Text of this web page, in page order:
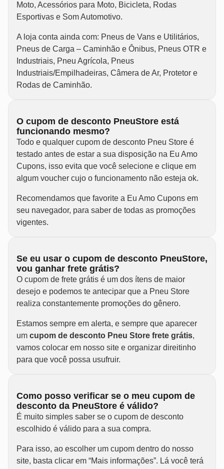
Moto, Acessórios para Moto, Bicicleta, Rodas
Esportivas e Som Automotivo.
A loja conta ainda com: Pneus de Vans e Utilitários,
Pneus de Carga – Caminhão e Ônibus, Pneus OTR e
Industriais, Pneu Agrícola, Pneus
Industriais/Empilhadeiras, Câmera de Ar, Protetor e
Rodas de Caminhão.
O cupom de desconto PneuStore está
funcionando mesmo?
Todo e qualquer cupom de desconto Pneu Store é
testado antes de estar a sua disposição na Eu Amo
Cupons, isso evita que você selecione e clique em
algum voucher cujo o funcionamento não esteja ok.
Recomendamos que favorite a Eu Amo Cupons em
seu navegador, para saber de todas as promoções
vigentes.
Se eu usar o cupom de desconto PneuStore,
vou ganhar frete grátis?
O cupom de frete grátis é um dos ítens de maior
desejo e podemos te antecipar que a Pneu Store
realiza constantemente promoções do gênero.
Estamos sempre em alerta, e sempre que aparecer
um cupom de desconto Pneu Store frete grátis,
vamos colocar em nosso site e organizar direitinho
para que você possa usufruir.
Como posso verificar se o meu cupom de
desconto da PneuStore é válido?
É muito simples saber se o cupom de desconto
escolhido é válido para a sua compra.
Para isso, ao escolher um cupom dentro do nosso
site, basta clicar em “Mais informações”. Lá você terá